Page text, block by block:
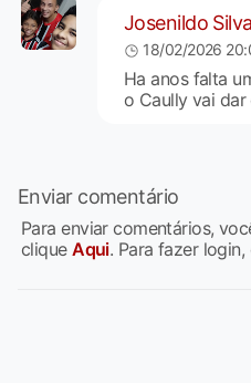
Josenildo Silva
18/02/2026
Ha anos falta
o Caully vai
Enviar comentário
Para enviar comentários,
cliqueAqui. Para fazer login,